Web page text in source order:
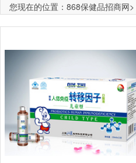
您现在的位置： 868保健品招商网>